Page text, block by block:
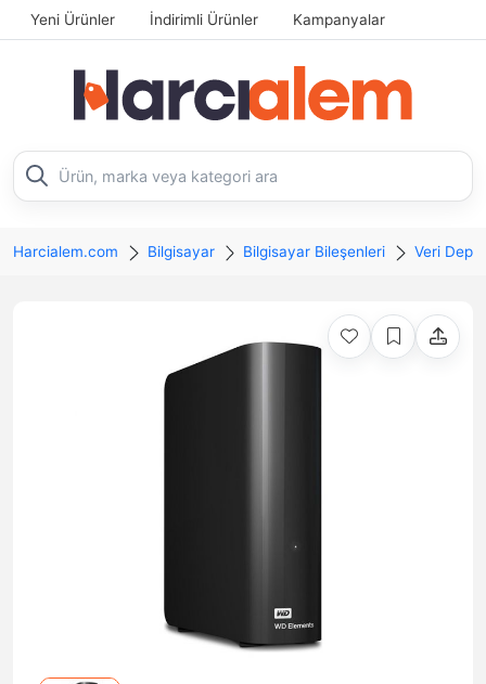
Yeni Ürünler İndirimli Ürünler Kampanyalar
Harcialem.com Bilgisayar Bilgisayar Bileşenleri Veri